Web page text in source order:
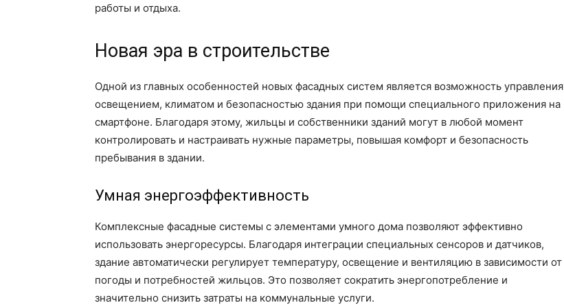
работы и отдыха.
Новая эра в строительстве
Одной из главных особенностей новых фасадных систем является возможность управления
освещением, климатом и безопасностью здания при помощи специального приложения на
смартфоне. Благодаря этому, жильцы и собственники зданий могут в любой момент
контролировать и настраивать нужные параметры, повышая комфорт и безопасность
пребывания в здании.
Умная энергоэффективность
Комплексные фасадные системы с элементами умного дома позволяют эффективно
использовать энергоресурсы. Благодаря интеграции специальных сенсоров и датчиков,
здание автоматически регулирует температуру, освещение и вентиляцию в зависимости от
погоды и потребностей жильцов. Это позволяет сократить энергопотребление и
значительно снизить затраты на коммунальные услуги.